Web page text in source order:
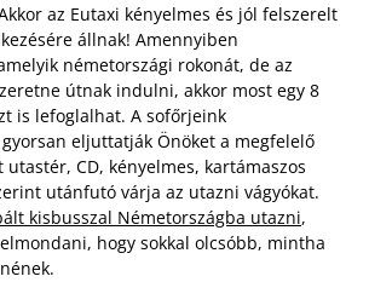
az Eutaxi kényelmes és jól felszerelt
állnak! Amennyiben
németországi rokonát, de az
útnak indulni, akkor most egy 8
is lefoglalhat. A sofőrjeink
eljuttatják Önöket a megfelelő
CD, kényelmes, kartámaszos
utánfutó várja az utazni vágyókat.
kisbusszal Németországba utazni,
hogy sokkal olcsóbb, mintha